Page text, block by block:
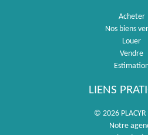
Acheter
Nos biens
Louer
Vendre
LIENS
© 2026
Notre